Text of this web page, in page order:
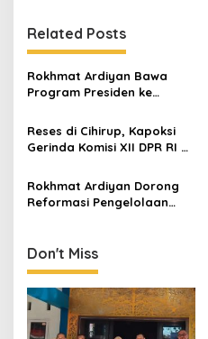
Related Posts
Rokhmat Ardiyan Bawa
Program Presiden ke
Listrik Gratis Disalurkan
Reses di Cihirup, Kapoksi
Gerinda Komisi XII DPR RI H
PIP untuk 242 Siswa
Rokhmat Ardiyan Dorong
Reformasi Pengelolaan
Don't Miss